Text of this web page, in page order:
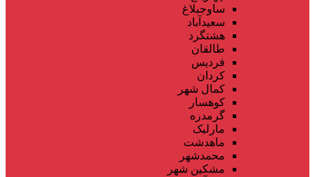
ساوجبلاغ
سعیدآباد
هشتگرد
طالقان
فردیس
کردان
کمال شهر
کوهسار
گرمدره
مارلیک
ماهدشت
محمدشهر
مشکین شهر